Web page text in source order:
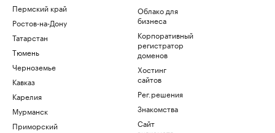
Пермский край
Ростов-на-Дону
Татарстан
Тюмень
Черноземье
Кавказ
Карелия
Мурманск
Приморский
Облако для
бизнеса
Корпоративный
регистратор
доменов
Хостинг
сайтов
Рег.решения
Знакомства
Сайт